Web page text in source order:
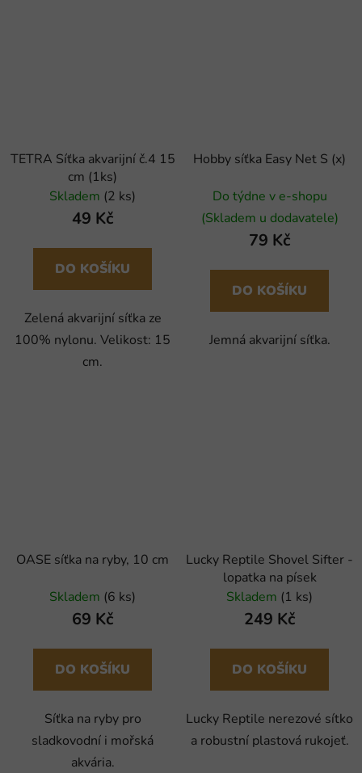
TETRA Síťka akvarijní č.4 15
cm (1ks)
Skladem (2 ks)
49 Kč
DO KOŠÍKU
Zelená akvarijní síťka ze
100% nylonu. Velikost: 15
cm.
Hobby síťka Easy Net S (x)
Do týdne v e-shopu
(Skladem u dodavatele)
79 Kč
DO KOŠÍKU
Jemná akvarijní síťka.
OASE síťka na ryby, 10 cm
Skladem (6 ks)
69 Kč
DO KOŠÍKU
Síťka na ryby pro
sladkovodní i mořská
akvária.
Lucky Reptile Shovel Sifter -
lopatka na písek
Skladem (1 ks)
249 Kč
DO KOŠÍKU
Lucky Reptile nerezové sítko
a robustní plastová rukojeť.